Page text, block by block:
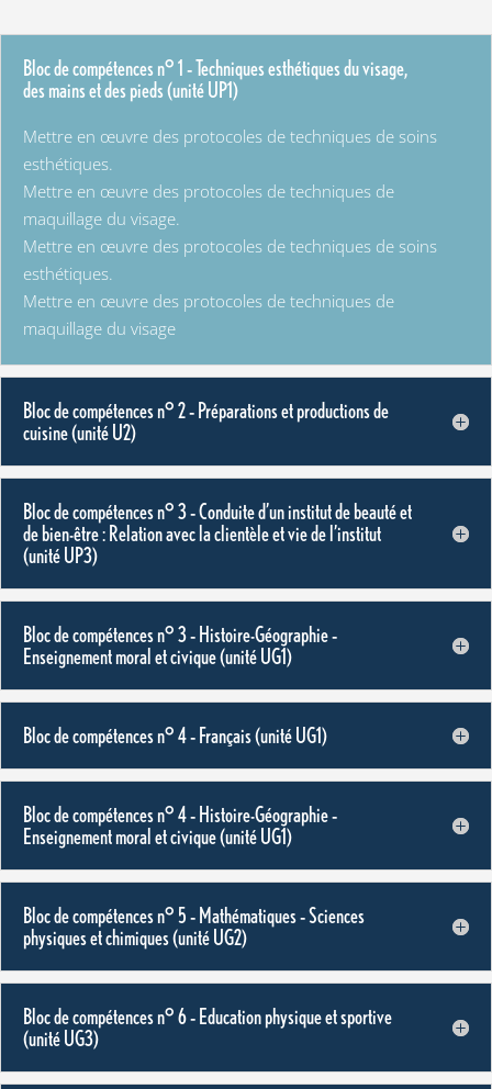
Bloc de compétences n° 1 – Techniques esthétiques du visage,
des mains et des pieds (unité UP1)
Mettre en œuvre des protocoles de techniques de soins
esthétiques.
Mettre en œuvre des protocoles de techniques de
maquillage du visage.
Mettre en œuvre des protocoles de techniques de soins
esthétiques.
Mettre en œuvre des protocoles de techniques de
maquillage du visage
Bloc de compétences n° 2 – Préparations et productions de
cuisine (unité U2)
Bloc de compétences n° 3 – Conduite d’un institut de beauté et
de bien-être : Relation avec la clientèle et vie de l’institut
(unité UP3)
Bloc de compétences n° 3 – Histoire-Géographie –
Enseignement moral et civique (unité UG1)
Bloc de compétences n° 4 – Français (unité UG1)
Bloc de compétences n° 4 – Histoire-Géographie –
Enseignement moral et civique (unité UG1)
Bloc de compétences n° 5 – Mathématiques – Sciences
physiques et chimiques (unité UG2)
Bloc de compétences n° 6 – Education physique et sportive
(unité UG3)